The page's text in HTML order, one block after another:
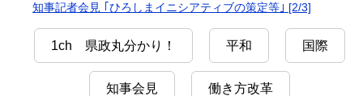
知事記者会見 ｢ひろしまイニシアティブの策定等｣ [2/3]
1ch 県政丸分かり！ 平和 国際
知事会見 働き方改革